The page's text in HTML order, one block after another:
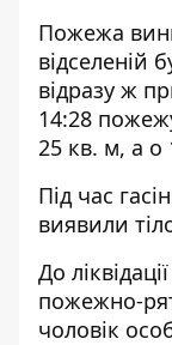
Пожежа
відселеній
відразу ж
14:28
25 кв. м, а о
Під час
виявили
До
пожежно-
чоловік